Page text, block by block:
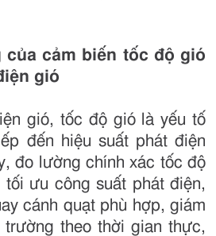
của cảm biến tốc độ gió
gió
gió, tốc độ gió là yếu tố
đến hiệu suất phát điện
đo lường chính xác tốc độ
ưu công suất phát điện,
cánh quạt phù hợp, giám
theo thời gian thực,